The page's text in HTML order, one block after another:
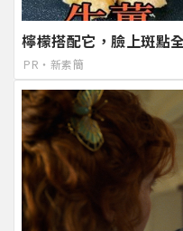
檸檬搭配它，臉上斑點
PR・新素簡